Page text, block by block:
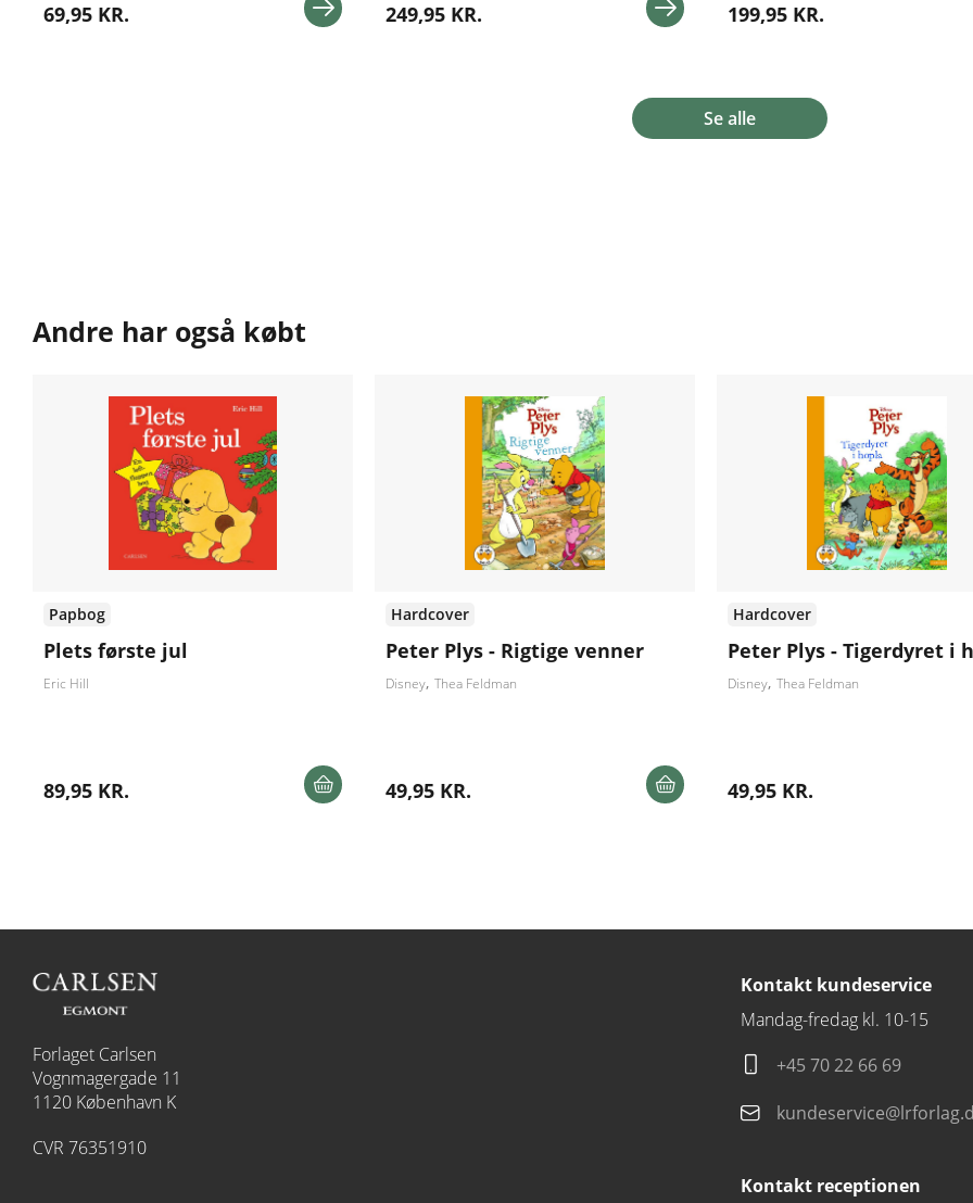
69,95 KR. 249,95 KR. 199,95 KR.
Se alle
Andre har også købt
Papbog
Plets første jul
Eric Hill
89,95 KR.
Hardcover
Peter Plys - Rigtige venner
Disney Thea Feldman
49,95 KR.
Hardcover
Peter Plys - Tigerdyret i
Disney Thea Feldman
49,95 KR.
Forlaget Carlsen
Vognmagergade 11
1120 København K
CVR 76351910
Kontakt kundeservice
Mandag-fredag kl. 10-15
+45 70 22 66 69
Kontakt receptionen